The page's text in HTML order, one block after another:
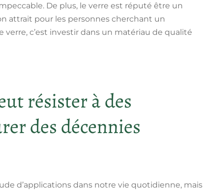
De plus, le verre est réputé être un
attrait pour les personnes cherchant un
c’est investir dans un matériau de qualité
résister à des
des décennies
d’applications dans notre vie quotidienne, mais